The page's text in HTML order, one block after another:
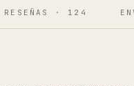
RESEÑAS · 124